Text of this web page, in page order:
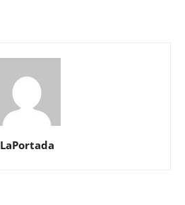
LaPortada